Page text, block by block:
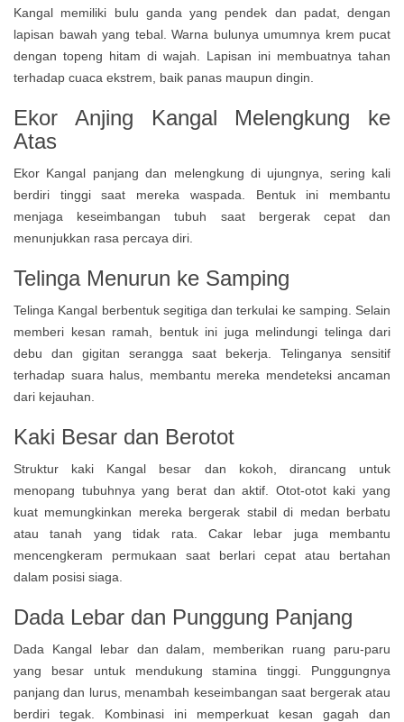
Kangal memiliki bulu ganda yang pendek dan padat, dengan
lapisan bawah yang tebal. Warna bulunya umumnya krem pucat
dengan topeng hitam di wajah. Lapisan ini membuatnya tahan
terhadap cuaca ekstrem, baik panas maupun dingin.
Ekor Anjing Kangal Melengkung ke
Atas
Ekor Kangal panjang dan melengkung di ujungnya, sering kali
berdiri tinggi saat mereka waspada. Bentuk ini membantu
menjaga keseimbangan tubuh saat bergerak cepat dan
menunjukkan rasa percaya diri.
Telinga Menurun ke Samping
Telinga Kangal berbentuk segitiga dan terkulai ke samping. Selain
memberi kesan ramah, bentuk ini juga melindungi telinga dari
debu dan gigitan serangga saat bekerja. Telinganya sensitif
terhadap suara halus, membantu mereka mendeteksi ancaman
dari kejauhan.
Kaki Besar dan Berotot
Struktur kaki Kangal besar dan kokoh, dirancang untuk
menopang tubuhnya yang berat dan aktif. Otot-otot kaki yang
kuat memungkinkan mereka bergerak stabil di medan berbatu
atau tanah yang tidak rata. Cakar lebar juga membantu
mencengkeram permukaan saat berlari cepat atau bertahan
dalam posisi siaga.
Dada Lebar dan Punggung Panjang
Dada Kangal lebar dan dalam, memberikan ruang paru-paru
yang besar untuk mendukung stamina tinggi. Punggungnya
panjang dan lurus, menambah keseimbangan saat bergerak atau
berdiri tegak. Kombinasi ini memperkuat kesan gagah dan